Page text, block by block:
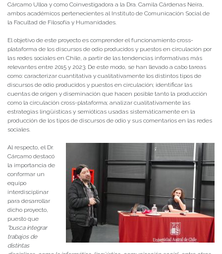
Cárcamo Ulloa y como Coinvestigadora a la Dra. Camila Cárdenas Neira,
ambos académicos pertenecientes al Instituto de Comunicación Social de
la Facultad de Filosofía y Humanidades.
El objetivo de este proyecto es comprender el funcionamiento cross-
plataforma de los discursos de odio producidos y puestos en circulación por
las redes sociales en Chile, a partir de las tendencias informativas más
relevantes entre 2015 y 2023. De este modo, se han llevado a cabo tareas
como: caracterizar cuantitativa y cualitativamente los distintos tipos de
discursos de odio producidos y puestos en circulación; identificar las
cuentas de origen y diseminación que hacen posible tanto la producción
como la circulación cross-plataforma; analizar cualitativamente las
estrategias lingüísticas y semióticas usadas sistemáticamente en la
producción de los tipos de discursos de odio y sus comentarios en las redes
sociales.
Al respecto, el Dr.
Cárcamo destacó
la importancia de
conformar un
equipo
interdisciplinar
para desarrollar
dicho proyecto,
puesto que
“busca integrar
trabajos de
distintas